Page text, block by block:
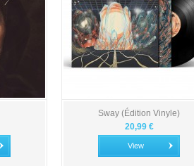
Sway (Édition Vinyle)
20,99 €
View